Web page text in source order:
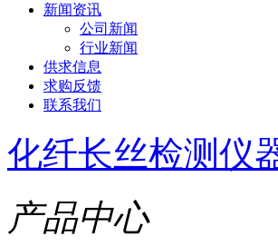
新闻资讯
公司新闻
行业新闻
供求信息
求购反馈
联系我们
化纤长丝检测仪
产品中心